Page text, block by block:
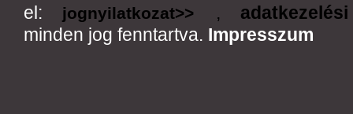
el: jognyilatkozat>> ,
minden jog fenntartva. Impresszum